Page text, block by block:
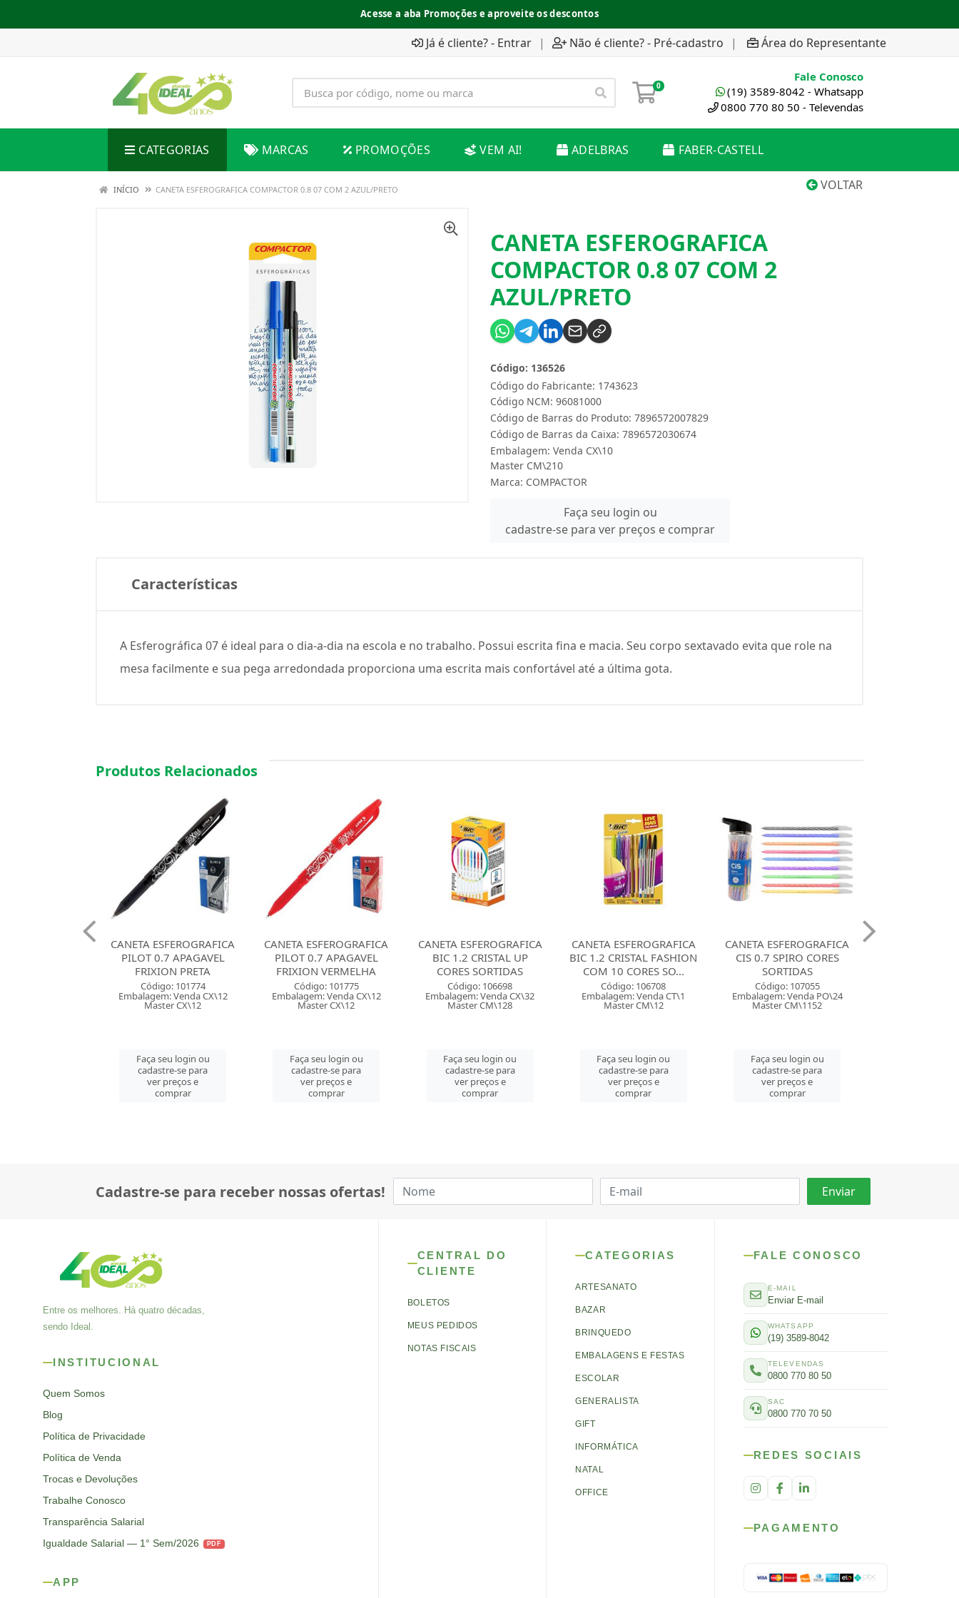
Acesse a aba Promoções e aproveite os descontos
Já é cliente? - Entrar | Não é cliente? - Pré-cadastro | Área do Representante
0
Fale Conosco
(19) 3589-8042 - Whatsapp
0800 770 80 50 - Televendas
CATEGORIAS MARCAS PROMOÇÕES VEM AI! ADELBRAS FABER-CASTELL
VOLTAR
INÍCIO CANETA ESFEROGRAFICA COMPACTOR 0.8 07 COM 2 AZUL/PRETO
CANETA ESFEROGRAFICA
COMPACTOR 0.8 07 COM 2
AZUL/PRETO
Código do Fabricante: 1743623
Código: 136526
Código NCM: 96081000
Código de Barras do Produto: 7896572007829
Código de Barras da Caixa: 7896572030674
Embalagem: Venda CX\10
Master CM\210
Marca: COMPACTOR
Faça seu login ou
cadastre-se para ver preços e comprar
Características
A Esferográfica 07 é ideal para o dia-a-dia na escola e no trabalho. Possui escrita fina e macia. Seu corpo sextavado evita que role na
mesa facilmente e sua pega arredondada proporciona uma escrita mais confortável até a última gota.
Produtos Relacionados
CANETA ESFEROGRAFICA
PILOT 0.7 APAGAVEL
FRIXION VERMELHA
Código: 101775
Embalagem: Venda CX\12
Master CX\12
Faça seu login ou
cadastre-se para
ver preços e
comprar
CANETA ESFEROGRAFICA
BIC 1.2 CRISTAL UP
CORES SORTIDAS
Código: 106698
Embalagem: Venda CX\32
Master CM\128
Faça seu login ou
cadastre-se para
ver preços e
comprar
CANETA ESFEROGRAFICA
BIC 1.2 CRISTAL FASHION
COM 10 CORES SO...
Código: 106708
Embalagem: Venda CT\1
Master CM\12
Faça seu login ou
cadastre-se para
ver preços e
comprar
CANETA ESFEROGRAFICA
CIS 0.7 SPIRO CORES
SORTIDAS
Código: 107055
Embalagem: Venda PO\24
Master CM\1152
Faça seu login ou
cadastre-se para
ver preços e
comprar
CANETA ESFEROGRAFICA
BIC 1.2 CRISTAL FASHION
CORES SORTIDAS
Código: 11006
Embalagem: Venda CX\25
Master CM\100
Faça seu login ou
cadastre-se para
ver preços e
comprar
Cadastre-se para receber nossas ofertas!
Entre os melhores. Há quatro décadas,
sendo Ideal.
INSTITUCIONAL
Quem Somos
Blog
Política de Privacidade
Política de Venda
Trocas e Devoluções
Trabalhe Conosco
Transparência Salarial
Igualdade Salarial — 1° Sem/2026
PDF
APP
CENTRAL DO
CLIENTE
BOLETOS
MEUS PEDIDOS
NOTAS FISCAIS
CATEGORIAS
ARTESANATO
BAZAR
BRINQUEDO
EMBALAGENS E FESTAS
ESCOLAR
GENERALISTA
GIFT
INFORMÁTICA
NATAL
OFFICE
FALE CONOSCO
E-MAIL
Enviar E-mail
WHATSAPP
(19) 3589-8042
TELEVENDAS
0800 770 80 50
SAC
0800 770 70 50
REDES SOCIAIS
PAGAMENTO